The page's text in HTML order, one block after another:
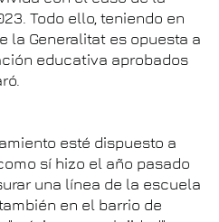
Todo ello, teniendo en
la Generalitat es opuesta a
educativa aprobados
esté dispuesto a
sí hizo el año pasado
una línea de la escuela
en el barrio de